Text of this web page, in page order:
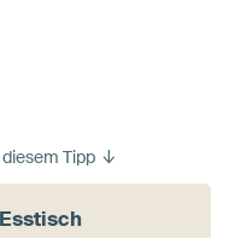
Tipp